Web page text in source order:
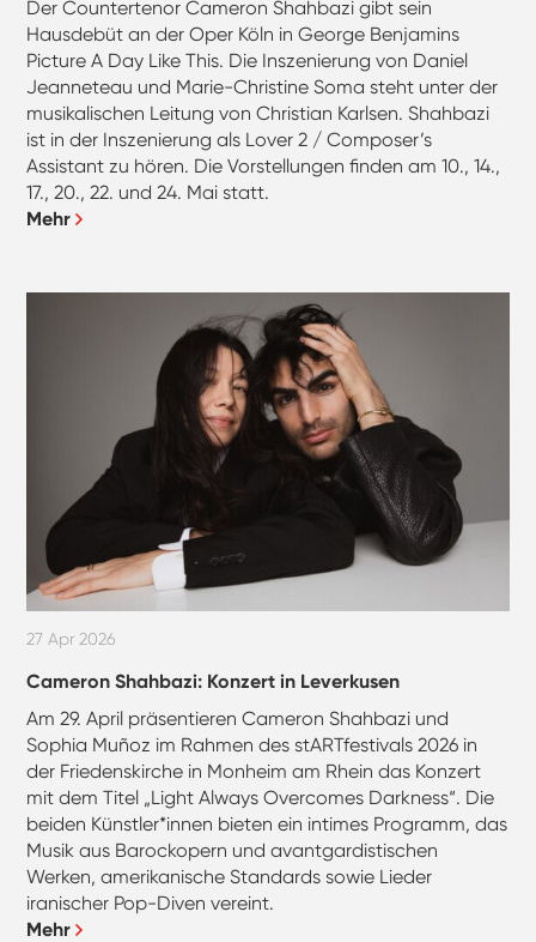
Der Countertenor Cameron Shahbazi gibt sein
Hausdebüt an der Oper Köln in George Benjamins
Picture A Day Like This. Die Inszenierung von Daniel
Jeanneteau und Marie-Christine Soma steht unter der
musikalischen Leitung von Christian Karlsen. Shahbazi
ist in der Inszenierung als Lover 2 / Composer’s
Assistant zu hören. Die Vorstellungen finden am 10., 14.,
17., 20., 22. und 24. Mai statt.
Mehr
27 Apr 2026
Cameron Shahbazi: Konzert in Leverkusen
Am 29. April präsentieren Cameron Shahbazi und
Sophia Muñoz im Rahmen des stARTfestivals 2026 in
der Friedenskirche in Monheim am Rhein das Konzert
mit dem Titel „Light Always Overcomes Darkness“. Die
beiden Künstler*innen bieten ein intimes Programm, das
Musik aus Barockopern und avantgardistischen
Werken, amerikanische Standards sowie Lieder
iranischer Pop-Diven vereint.
Mehr